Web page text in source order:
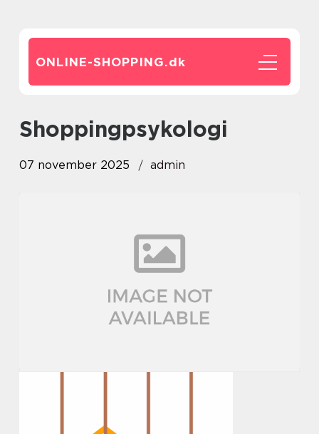
ONLINE-SHOPPING.dk
Shoppingpsykologi
07 november 2025 admin